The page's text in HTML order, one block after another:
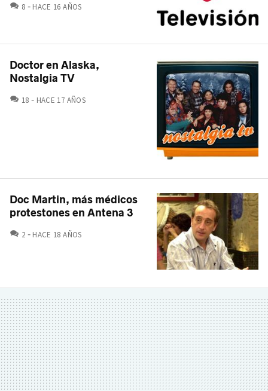
8 COMENTARIOS
HACE 16 AÑOS
Doctor en Alaska,
Nostalgia TV
18 COMENTARIOS
HACE 17 AÑOS
Doc Martin, más médicos
protestones en Antena 3
2 COMENTARIOS
HACE 18 AÑOS